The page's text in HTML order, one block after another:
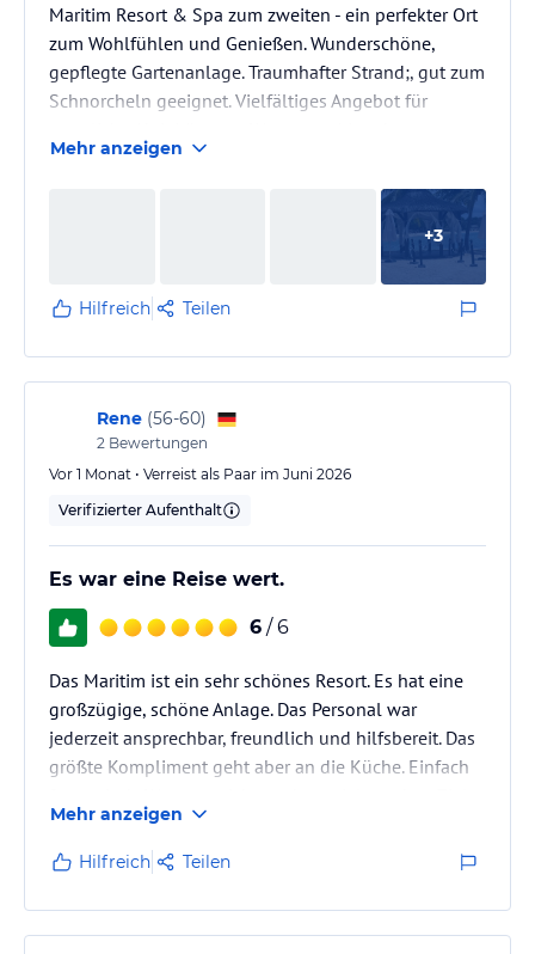
Maritim Resort & Spa zum zweiten - ein perfekter Ort
zum Wohlfühlen und Genießen. Wunderschöne,
gepflegte Gartenanlage. Traumhafter Strand;, gut zum
Schnorcheln geeignet. Vielfältiges Angebot für
Großzügige Zimmer mt viel Komfort.. Freundliche
Mehr anzeigen
+3
Hilfreich Teilen
Rene (56-60)
2 Bewertungen
Vor 1 Monat • Verreist als Paar im Juni 2026
Verifizierter Aufenthalt
Es war eine Reise wert.
6 / 6
Das Maritim ist ein sehr schönes Resort. Es hat eine
großzügige, schöne Anlage. Das Personal war
jederzeit ansprechbar, freundlich und hilfsbereit. Das
größte Kompliment geht aber an die Küche. Einfach
geben würde, würden wir immer wieder
zurückkehren. Von uns gibt es für das Maritim eine
klare Empfehlung. 10 von 10 Sterne.
Mehr anzeigen
Hilfreich Teilen